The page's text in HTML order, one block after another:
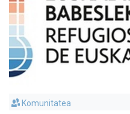
Komunitatea